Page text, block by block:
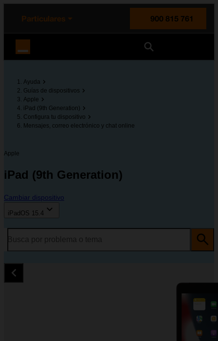
principal
la página
Particulares
900 815 761
Ayuda
Guías de dispositivos
Apple
iPad (9th Generation)
Configura tu dispositivo
Mensajes, correo electrónico y chat online
Apple
iPad (9th Generation)
Cambiar dispositivo
iPadOS 15.4